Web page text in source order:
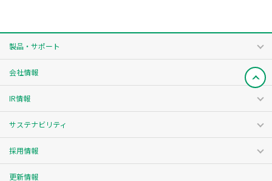
製品・サポート
会社情報
IR情報
サステナビリティ
採用情報
更新情報